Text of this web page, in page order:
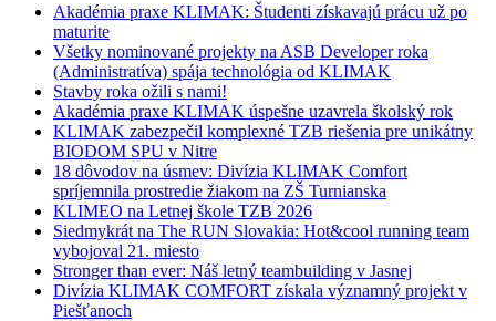
Akadémia praxe KLIMAK: Študenti získavajú prácu už po
maturite
Všetky nominované projekty na ASB Developer roka
(Administratíva) spája technológia od KLIMAK
Stavby roka ožili s nami!
Akadémia praxe KLIMAK úspešne uzavrela školský rok
KLIMAK zabezpečil komplexné TZB riešenia pre unikátny
BIODOM SPU v Nitre
18 dôvodov na úsmev: Divízia KLIMAK Comfort
spríjemnila prostredie žiakom na ZŠ Turnianska
KLIMEO na Letnej škole TZB 2026
Siedmykrát na The RUN Slovakia: Hot&cool running team
vybojoval 21. miesto
Stronger than ever: Náš letný teambuilding v Jasnej
Divízia KLIMAK COMFORT získala významný projekt v
Piešťanoch